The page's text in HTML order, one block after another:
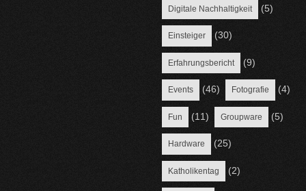
Digitale Nachhaltigkeit (5)
Einsteiger (30)
Erfahrungsbericht (9)
Events (46) Fotografie (4)
Fun (11) Groupware (5)
Hardware (25)
Katholikentag (2)